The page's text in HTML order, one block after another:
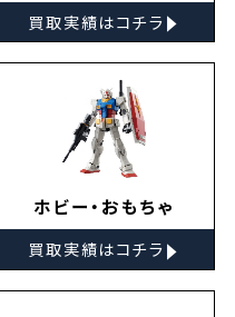
買取実績はコチラ ▸
ホビー・おもちゃ
買取実績はコチラ ▸